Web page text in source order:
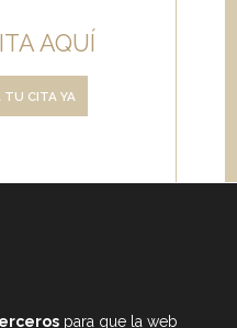
AQUÍ
TU CITA YA
para que la web